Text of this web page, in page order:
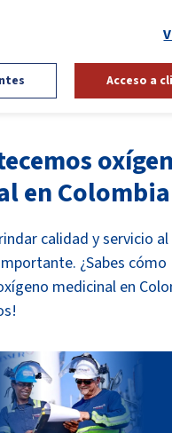
Acceso a
en Colombia
calidad y servicio al
¿Sabes cómo
medicinal en